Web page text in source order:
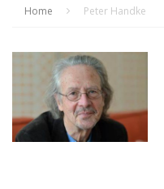
Home Peter Handke